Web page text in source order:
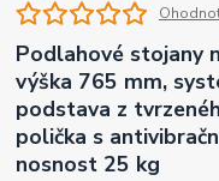
Podlahové stojany
výška 765 mm,
podstava z
polička s
nosnost 25 kg